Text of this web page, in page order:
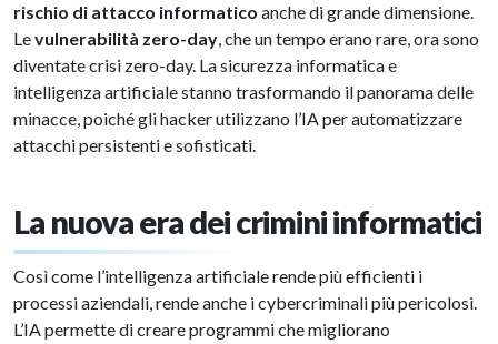
rischio di attacco informatico anche di grande dimensione.
Levulnerabilità zero-day, che un tempo erano rare, ora sono
diventate crisi zero-day. La sicurezza informatica e
intelligenza artificiale stanno trasformando il panorama delle
minacce, poiché gli hacker utilizzano l’IA per automatizzare
attacchi persistenti e sofisticati.
La nuova era dei crimini informatici
Così come l’intelligenza artificiale rende più efficienti i
processi aziendali, rende anche i cybercriminali più pericolosi.
L’IA permette di creare programmi che migliorano